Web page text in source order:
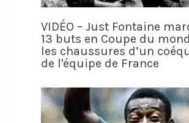
VIDÉO – Just Fontaine
13 buts en Coupe du
les chaussures d’un
de l'équipe de France